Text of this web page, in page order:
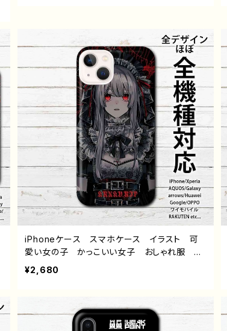
的 おすすめ 人気 イラストレーター 絵
師 クリエイター オリジナル デザイン グッ
ズ タイトル：ハッピーハロウィン 作：栞音
iPhoneケース スマホケース イラスト 可
愛い女の子 かっこいい女子 おしゃれ服 エ
モい 病みかわいい メンヘラ ヤンデレ iP
hone15/14/13/12/11 AQUOS Xperia Go
ド ケース ゴシック ドレス 白髪 銀髪
個性的 おすすめ 人気 イラストレーター
クリエイター 絵師 オリジナル デザイン
¥2,680